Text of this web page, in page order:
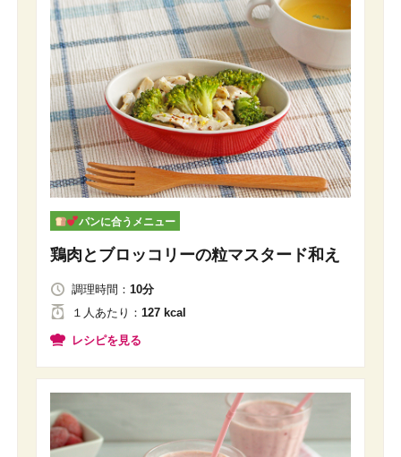
パンに合うメニュー
鶏肉とブロッコリーの粒マスタード和え
調理時間： 10分
１人 あたり ： 127 kcal
レシピを見る